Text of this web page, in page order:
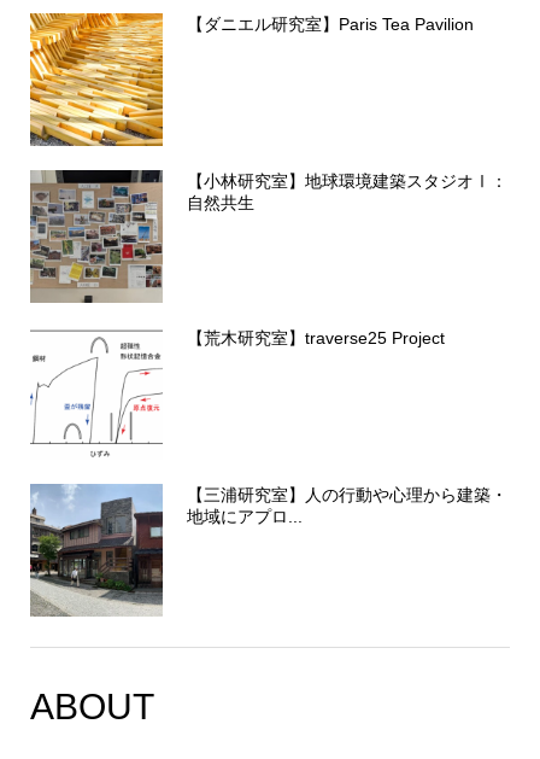
【ダニエル研究室】Paris Tea Pavilion
【小林研究室】地球環境建築スタジオⅠ：
自然共生
【荒木研究室】traverse25 Project
【三浦研究室】人の行動や心理から建築・
地域にアプロ...
ABOUT